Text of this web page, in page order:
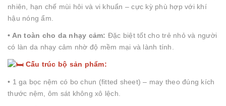
nhiên, hạn chế mùi hôi và vi khuẩn – cực kỳ phù hợp với khí
hậu nóng ẩm.
• An toàn cho da nhạy cảm: Đặc biệt tốt cho trẻ nhỏ và người
có làn da nhạy cảm nhờ độ mềm mại và lành tính.
Cấu trúc bộ sản phẩm:
• 1 ga bọc nệm có bo chun (fitted sheet) – may theo đúng kích
thước nệm, ôm sát không xô lệch.